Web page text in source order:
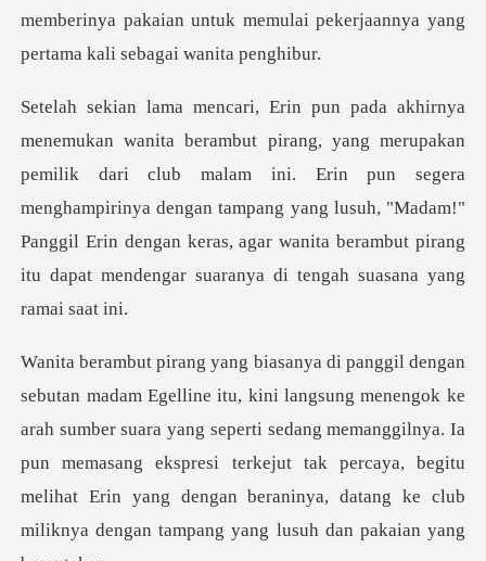
ik dari club malam ini. Erin pun segera
menghampirinya dengan tampang yang lusuh, "Madam!"
Panggil Erin de
arah sumber suara yang seperti sedang memanggilnya. Ia
pun memasang ekspresi terkejut tak percaya, begitu
mel